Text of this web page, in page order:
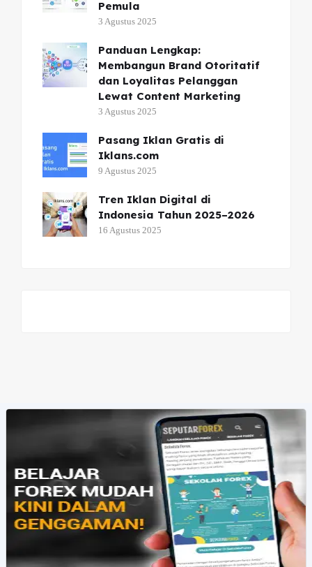
Pemula
3 Agustus 2025
Panduan Lengkap:
Membangun Brand Otoritatif
dan Loyalitas Pelanggan
Lewat Content Marketing
3 Agustus 2025
Pasang Iklan Gratis di
Iklans.com
9 Agustus 2025
Tren Iklan Digital di
Indonesia Tahun 2025–2026
16 Agustus 2025